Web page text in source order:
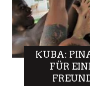
KUBA:
FÜR